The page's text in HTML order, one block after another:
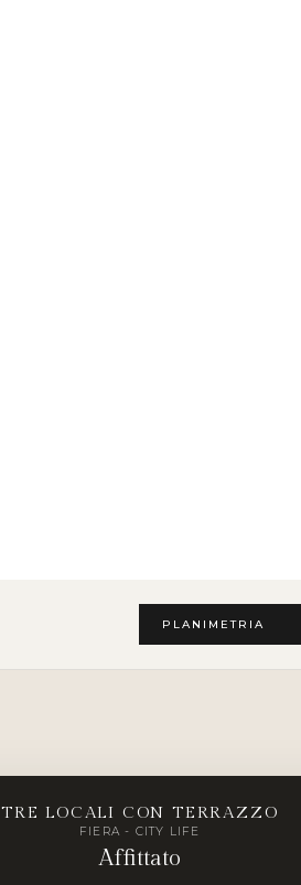
PLANIMETRIA
TRE LOCALI CON TERRAZZO
FIERA - CITY LIFE
Affittato